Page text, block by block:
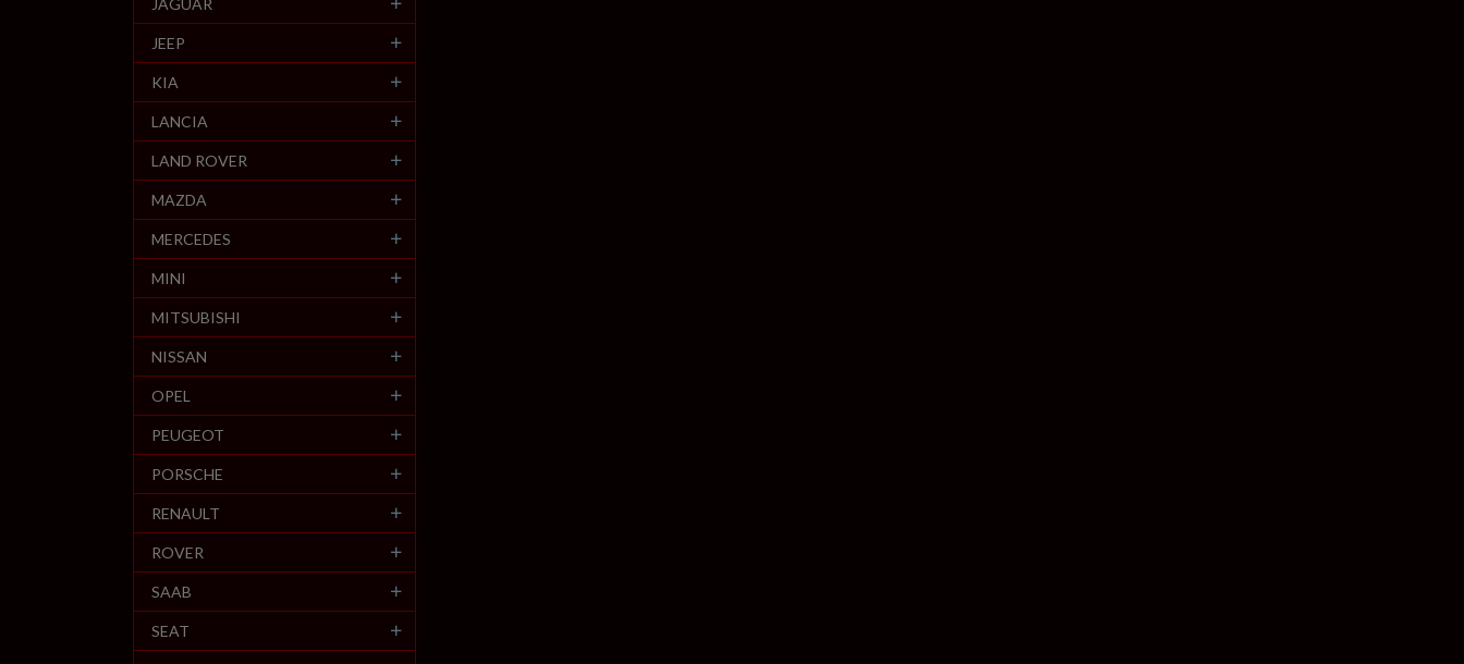
JAGUAR
JEEP
KIA
LANCIA
LAND ROVER
MAZDA
MERCEDES
MINI
MITSUBISHI
NISSAN
OPEL
PEUGEOT
PORSCHE
RENAULT
ROVER
SAAB
SEAT